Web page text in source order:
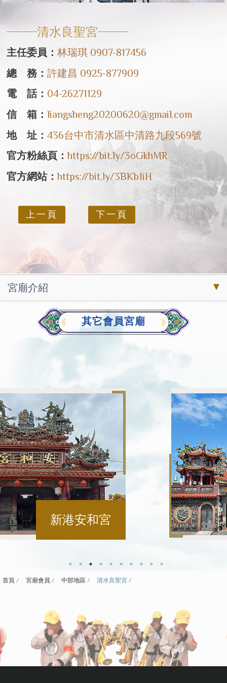
清水良聖宮
主任委員：林瑞琪 0907-817456
總 務：許建昌 0925-877909
電 話： 04-26271129
信 箱：liangsheng20200620@gmail.com
地 址：436台中市清水區中清路九段569號
官方粉絲頁：https://bit.ly/3oGkhMR
官方網站：https://bit.ly/3BKb1iH
上一頁 下一頁
宮廟介紹
其它會員宮廟
大安鎮安宮
首頁 宮廟會員 中部地區 清水良聖宮